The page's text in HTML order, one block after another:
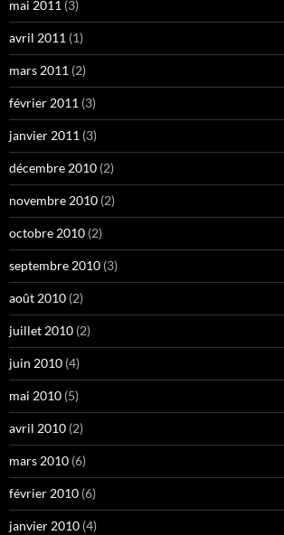
mai 2011 (3)
avril 2011 (1)
mars 2011 (2)
février 2011 (3)
janvier 2011 (3)
décembre 2010 (2)
novembre 2010 (2)
octobre 2010 (2)
septembre 2010 (3)
août 2010 (2)
juillet 2010 (2)
juin 2010 (4)
mai 2010 (5)
avril 2010 (2)
mars 2010 (6)
février 2010 (6)
janvier 2010 (4)